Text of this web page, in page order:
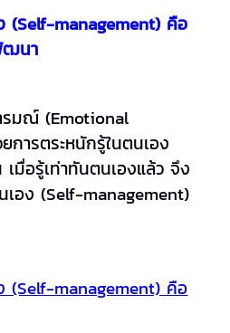
(Self-management) คือ
ฒนา
รมณ์ (Emotional
การตระหนักรู้ในตนเอง
มื่อรู้เท่าทันตนเองแล้ว จึง
เอง (Self-management)
(Self-management) คือ